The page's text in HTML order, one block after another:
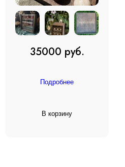
35000 руб.
Подробнее
В корзину